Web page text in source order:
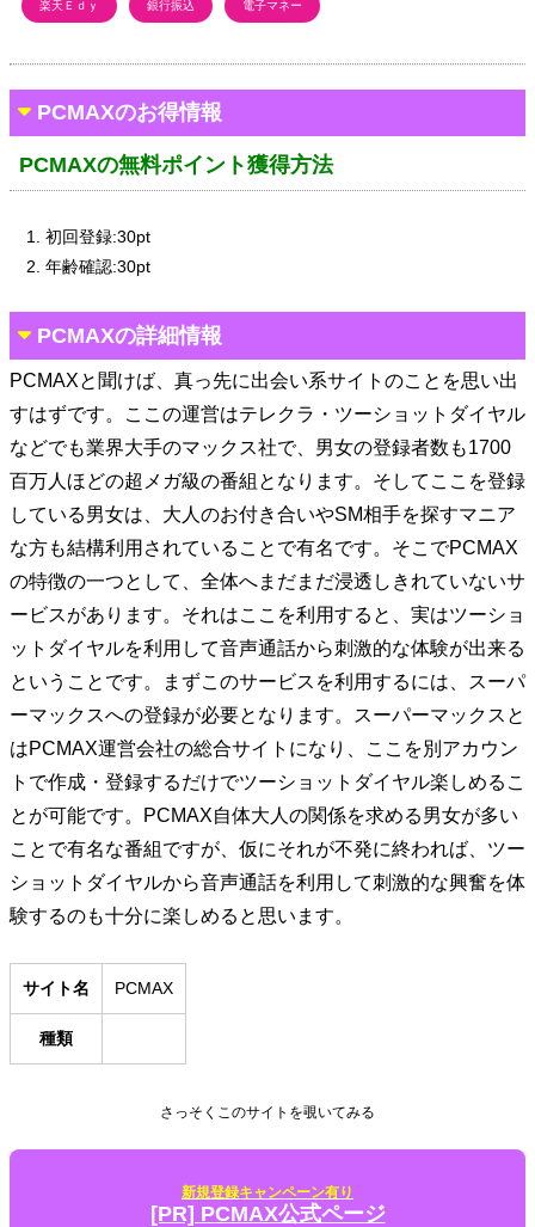
楽天Ｅｄｙ 銀行振込 電子マネー
PCMAXのお得情報
PCMAXの無料ポイント獲得方法
初回登録:30pt
年齢確認:30pt
PCMAXの詳細情報
PCMAXと聞けば、真っ先に出会い系サイトのことを思い出
すはずです。ここの運営はテレクラ・ツーショットダイヤル
などでも業界大手のマックス社で、男女の登録者数も1700
百万人ほどの超メガ級の番組となります。そしてここを登録
している男女は、大人のお付き合いやSM相手を探すマニア
な方も結構利用されていることで有名です。そこでPCMAX
の特徴の一つとして、全体へまだまだ浸透しきれていないサ
ービスがあります。それはここを利用すると、実はツーショ
ットダイヤルを利用して音声通話から刺激的な体験が出来る
ということです。まずこのサービスを利用するには、スーパ
ーマックスへの登録が必要となります。スーパーマックスと
はPCMAX運営会社の総合サイトになり、ここを別アカウン
トで作成・登録するだけでツーショットダイヤル楽しめるこ
とが可能です。PCMAX自体大人の関係を求める男女が多い
ことで有名な番組ですが、仮にそれが不発に終われば、ツー
ショットダイヤルから音声通話を利用して刺激的な興奮を体
験するのも十分に楽しめると思います。
サイト名 PCMAX
種類
さっそくこのサイトを覗いてみる
新規登録キャンペーン有り
[PR] PCMAX公式ページ